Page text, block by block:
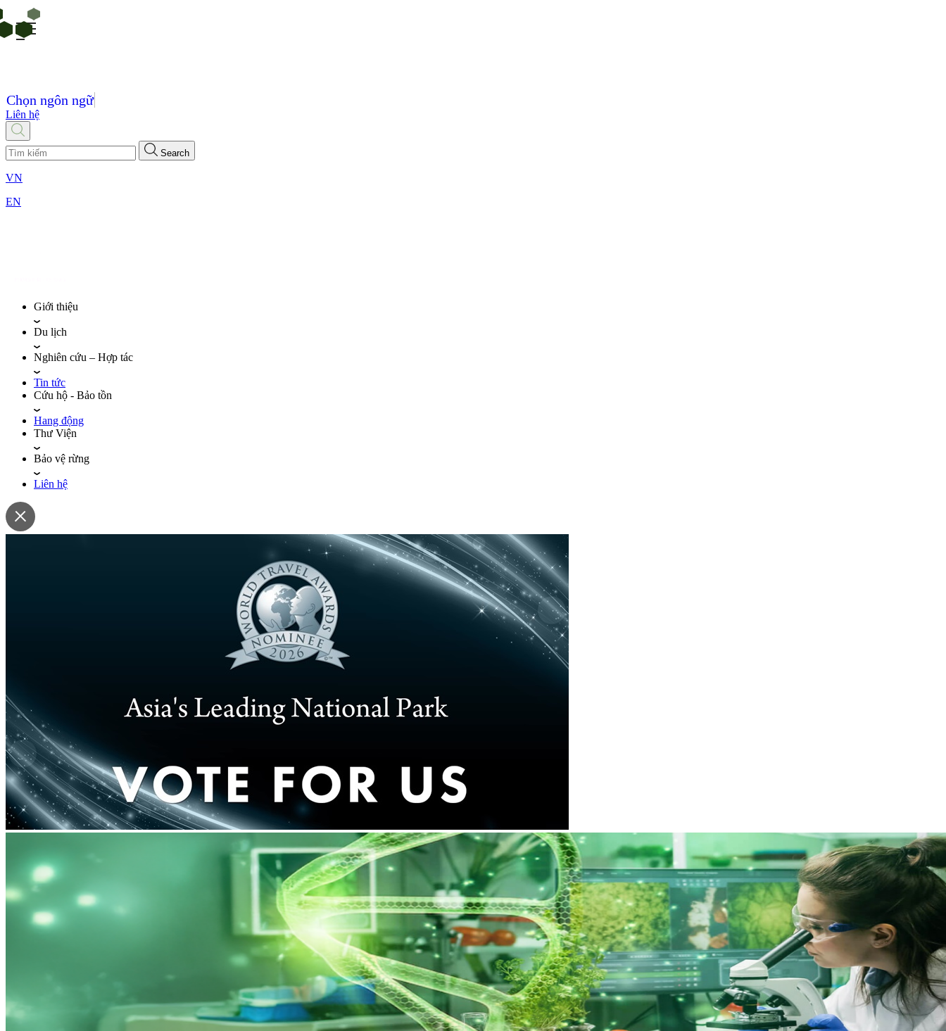
Chọn ngôn ngữ
Liên hệ
Search
VN
EN
Giới thiệu
Du lịch
Nghiên cứu – Hợp tác
Tin tức
Cứu hộ - Bảo tồn
Hang động
Thư Viện
Bảo vệ rừng
Liên hệ